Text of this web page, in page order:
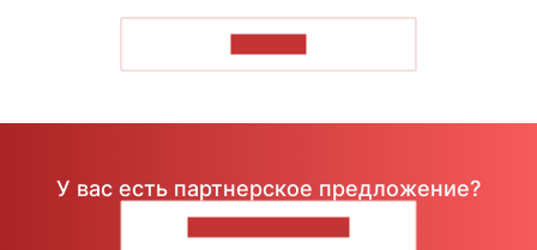
У вас есть партнерское предложение?